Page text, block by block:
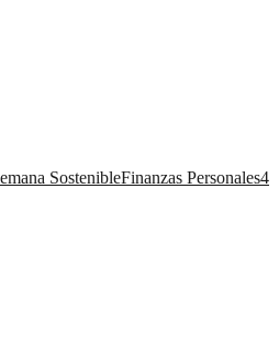
SostenibleFinanzas Personales4